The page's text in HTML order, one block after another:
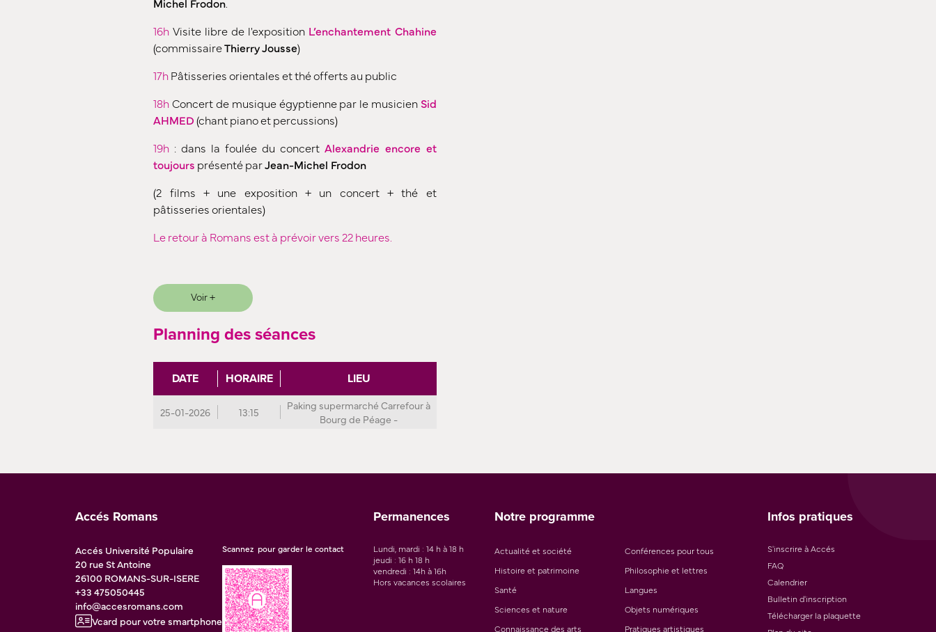
16hVisite libre de l'exposition L’enchantement Chahine
(commissaireThierry Jousse)
17hPâtisseries orientales et thé offerts au public
18hConcert de musique égyptienne par le musicien Sid
AHMED(chant piano et percussions)
19h : dans la foulée du concert Alexandrie encore et
toujours présenté parJean-Michel Frodon
(2 films + une exposition + un concert + thé et
pâtisseries orientales)
Le retour à Romans est à prévoir vers 22 heures.
Voir +
Planning des séances
DATE HORAIRE LIEU
25-01-2026 13:15
Paking supermarché Carrefour à
Bourg de Péage -
Accés Romans
Accés Université Populaire
20 rue St Antoine
26100 ROMANS-SUR-ISERE
+33 475050445
info@accesromans.com
Vcard pour votre smartphone
Scannez pour garder le contact
Permanences
Lundi, mardi : 14 h à 18 h
jeudi : 16 h 18 h
vendredi : 14h à 16h
Hors vacances scolaires
Notre programme
Actualité et société
Conférences pour tous
Histoire et patrimoine
Philosophie et lettres
Santé
Langues
Sciences et nature
Objets numériques
Connaissance des arts
Pratiques artistiques
Infos pratiques
S'inscrire à Accés
FAQ
Calendrier
Bulletin d'inscription
Télécharger la plaquette